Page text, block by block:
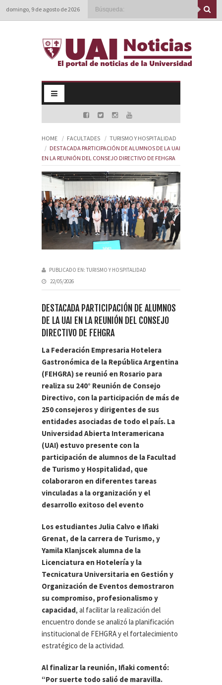
domingo, 9 de agosto de 2026
HOME FACULTADES
TURISMO Y HOSPITALIDAD
DESTACADA PARTICIPACIÓN DE ALUMNOS DE LA UAI
EN LA REUNIÓN DEL CONSEJO DIRECTIVO DE FEHGRA
PUBLICADO EN: TURISMO Y HOSPITALIDAD
22/05/2026
DESTACADA PARTICIPACIÓN DE ALUMNOS
DE LA UAI EN LA REUNIÓN DEL CONSEJO
DIRECTIVO DE FEHGRA
La Federación Empresaria Hotelera
Gastronómica de la República Argentina
(FEHGRA) se reunió en Rosario para
realiza su 240° Reunión de Consejo
Directivo, con la participación de más de
250 consejeros y dirigentes de sus
entidades asociadas de todo el país. La
Universidad Abierta Interamericana
(UAI) estuvo presente con la
participación de alumnos de la Facultad
de Turismo y Hospitalidad, que
colaboraron en diferentes tareas
vinculadas a la organización y el
desarrollo exitoso del evento
Los estudiantes Julia Calvo e Iñaki
Grenat, de la carrera de Turismo, y
Yamila Klanjscek alumna de la
Licenciatura en Hotelería y la
Tecnicatura Universitaria en Gestión y
Organización de Eventos demostraron
su compromiso, profesionalismo y
capacidad, al facilitar la realización del
encuentro donde se analizó la planificación
institucional de FEHGRA y el fortalecimiento
estratégico de la actividad.
Al finalizar la reunión, Iñaki comentó:
“Por suerte todo salió de maravilla.